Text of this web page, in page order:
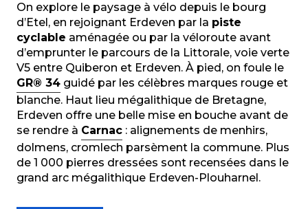
On explore le paysage à vélo depuis le bourg
d’Etel, en rejoignant Erdeven par la piste
cyclable aménagée ou par la véloroute avant
d’emprunter le parcours de la Littorale, voie verte
V5 entre Quiberon et Erdeven. À pied, on foule le
GR® 34 guidé par les célèbres marques rouge et
blanche. Haut lieu mégalithique de Bretagne,
Erdeven offre une belle mise en bouche avant de
se rendre à Carnac : alignements de menhirs,
dolmens, cromlech parsèment la commune. Plus
de 1 000 pierres dressées sont recensées dans le
grand arc mégalithique Erdeven-Plouharnel.